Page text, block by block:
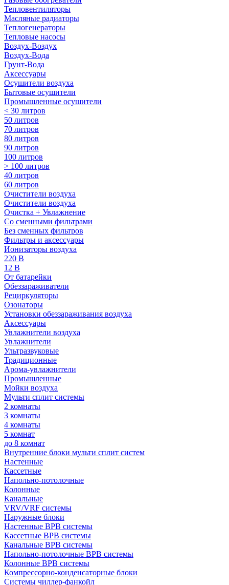
Тепловентиляторы
Масляные радиаторы
Теплогенераторы
Тепловые насосы
Воздух-Воздух
Воздух-Вода
Грунт-Вода
Аксессуары
Осушители воздуха
Бытовые осушители
Промышленные осушители
< 30 литров
50 литров
70 литров
80 литров
90 литров
100 литров
> 100 литров
40 литров
60 литров
Очистители воздуха
Очистители воздуха
Очистка + Увлажнение
Cо сменными фильтрами
Без сменных фильтров
Фильтры и аксессуары
Ионизаторы воздуха
220 В
12 В
От батарейки
Обеззараживатели
Рециркуляторы
Озонаторы
Установки обеззараживания воздуха
Аксессуары
Увлажнители воздуха
Увлажнители
Ультразвуковые
Традиционные
Арома-увлажнители
Промышленные
Мойки воздуха
Мульти сплит системы
2 комнаты
3 комнаты
4 комнаты
5 комнат
до 8 комнат
Внутренние блоки мульти сплит систем
Настенные
Кассетные
Напольно-потолочные
Колонные
Канальные
VRV/VRF системы
Наружные блоки
Настенные ВРВ системы
Кассетные ВРВ системы
Канальные ВРВ системы
Напольно-потолочные ВРВ системы
Колонные ВРВ системы
Компрессорно-конденсаторные блоки
Системы чиллер-фанкойл